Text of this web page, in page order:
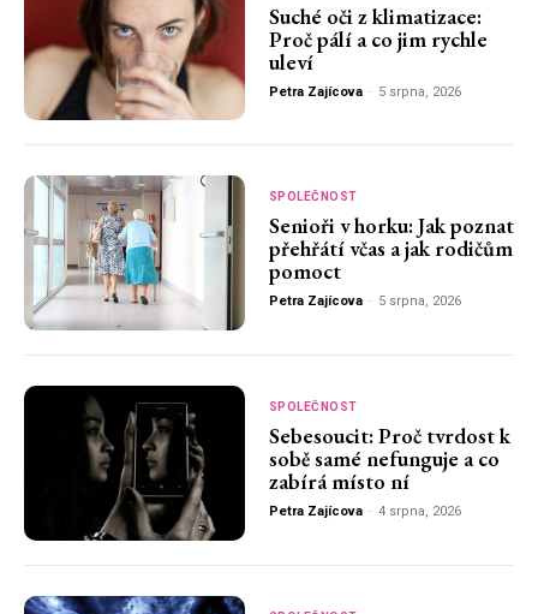
Suché oči z klimatizace:
Proč pálí a co jim rychle
uleví
Petra Zajícova - 5 srpna, 2026
SPOLEČNOST
Senioři v horku: Jak poznat
přehřátí včas a jak rodičům
pomoct
Petra Zajícova - 5 srpna, 2026
SPOLEČNOST
Sebesoucit: Proč tvrdost k
sobě samé nefunguje a co
zabírá místo ní
Petra Zajícova - 4 srpna, 2026